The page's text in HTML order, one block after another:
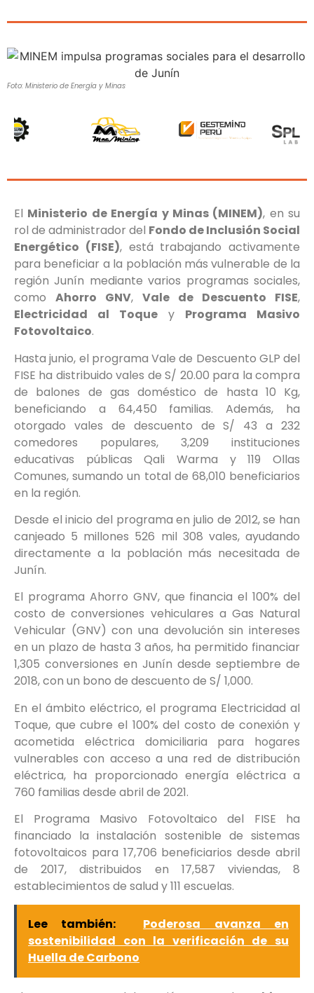
Foto: Ministerio de Energía y Minas
El Ministerio de Energía y Minas (MINEM), en su
rol de administrador del Fondo de Inclusión Social
Energético (FISE), está trabajando activamente
para beneficiar a la población más vulnerable de la
región Junín mediante varios programas sociales,
como Ahorro GNV, Vale de Descuento FISE,
Electricidad al Toque y Programa Masivo
Fotovoltaico.
Hasta junio, el programa Vale de Descuento GLP del
FISE ha distribuido vales de S/ 20.00 para la compra
de balones de gas doméstico de hasta 10 Kg,
beneficiando a 64,450 familias. Además, ha
otorgado vales de descuento de S/ 43 a 232
comedores populares, 3,209 instituciones
educativas públicas Qali Warma y 119 Ollas
Comunes, sumando un total de 68,010 beneficiarios
en la región.
Desde el inicio del programa en julio de 2012, se han
canjeado 5 millones 526 mil 308 vales, ayudando
directamente a la población más necesitada de
Junín.
El programa Ahorro GNV, que financia el 100% del
costo de conversiones vehiculares a Gas Natural
Vehicular (GNV) con una devolución sin intereses
en un plazo de hasta 3 años, ha permitido financiar
1,305 conversiones en Junín desde septiembre de
2018, con un bono de descuento de S/ 1,000.
En el ámbito eléctrico, el programa Electricidad al
Toque, que cubre el 100% del costo de conexión y
acometida eléctrica domiciliaria para hogares
vulnerables con acceso a una red de distribución
eléctrica, ha proporcionado energía eléctrica a
760 familias desde abril de 2021.
El Programa Masivo Fotovoltaico del FISE ha
financiado la instalación sostenible de sistemas
fotovoltaicos para 17,706 beneficiarios desde abril
de 2017, distribuidos en 17,587 viviendas, 8
establecimientos de salud y 111 escuelas.
Lee también:
Poderosa avanza en
sostenibilidad con la verificación de su
Huella de Carbono